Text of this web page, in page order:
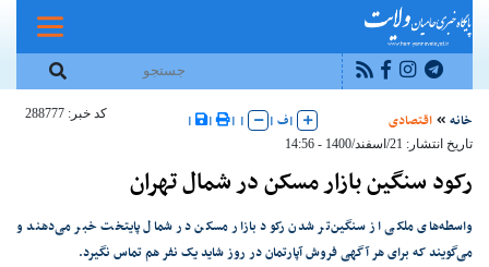
خانه اقتصادی |ف |
|
|
|
|
کد خبر: 288777
تاریخ انتشار: 21/اسفند/1400 - 14:56
رکود سنگین بازار مسکن در شمال تهران
واسطه‌های ملکی از سنگین‌تر شدن رکود بازار مسکن در شمال پایتخت خبر می‌دهند و
می‌گویند که برای هر آگهی فروش آپارتمان در روز شاید یک نفر هم تماس نگیرد.